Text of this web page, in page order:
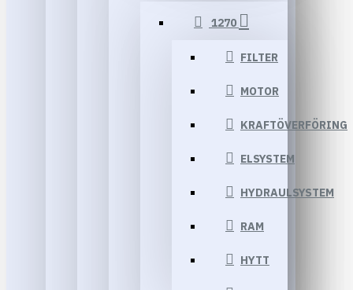
1270
FILTER
MOTOR
KRAFTÖVERFÖRING
ELSYSTEM
HYDRAULSYSTEM
RAM
HYTT